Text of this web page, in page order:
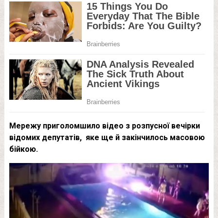
Мережу приголомшило відео з розпусної вечірки
відомих депутатів, яке ще й закінчилось масовою
бійкою.